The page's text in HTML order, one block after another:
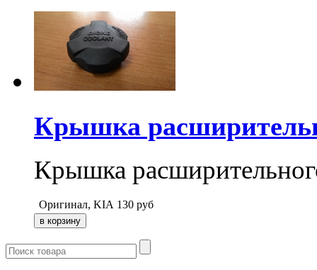
Крышка
Крышка
Оригинал, KIA 130 руб